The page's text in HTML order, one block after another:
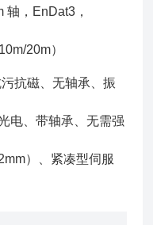
轴，EnDat3，
20m）
抗磁、无轴承、振
电、带轴承、无需强
）、紧凑型伺服